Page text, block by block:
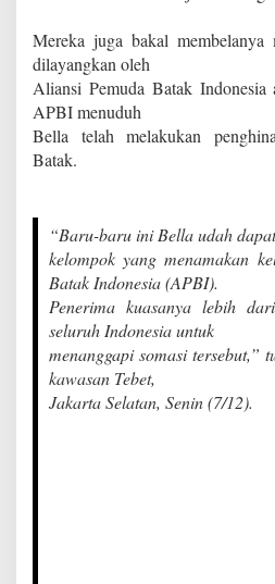
Mereka juga bakal membelanya
dilayangkan oleh
Aliansi Pemuda Batak
APBI menuduh
Bella telah melakukan
Batak.
“Baru-baru ini Bella udah
kelompok yang menamakan
Batak Indonesia (APBI).
Penerima kuasanya lebih
seluruh Indonesia untuk
menanggapi somasi tersebut,”
kawasan Tebet,
Jakarta Selatan, Senin (7/12).